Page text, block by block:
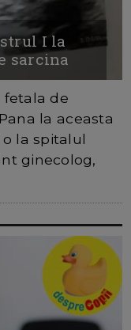
I la
sarcina
fetala de
la aceasta
la spitalul
ginecolog,